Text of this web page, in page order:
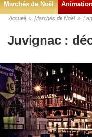
Marchés de Noël
Accueil » Marchés de Noël »
Juvignac :